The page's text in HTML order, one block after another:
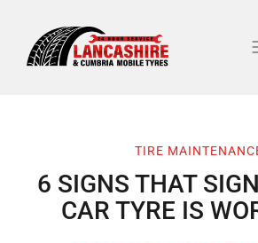
TIRE
6 SIGNS THAT
CAR TYRE IS